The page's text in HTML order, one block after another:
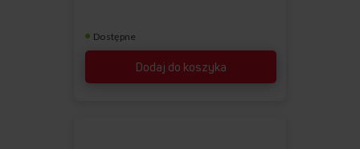
Dodaj do koszyka
Dostępne